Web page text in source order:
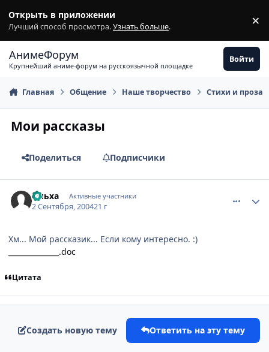
Открыть в приложении
Лучший способ просмотра.Узнать больше. ×
АнимеФорум
Крупнейший аниме-форум на русскоязычной площадке
Войти
Главная Общение Наше творчество Стихи и проза
Мои рассказы
Поделиться Подписчики
Ольха Активные участники
2 Сентября, 200421 г
Хм... Мой рассказик... Если кому интересно. :)
______________.doc
Цитата
Создать новую тему Ответить на эту тему